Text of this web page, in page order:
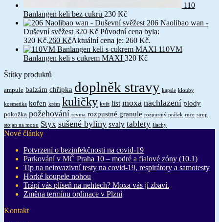
110
Banlangen keli bez cukru 230 Kč
206 Naolibao wan -
Duševní svěžest 320Kč Původní cena byla:
320 Kč.260 KčAktuální cena je: 260 Kč.
110VM
Banlangen keli s cukrem MAXI 320 Kč
Štítky produktů
ampule balzám chřipka doplněk stravy kapsle klouby
kosmetika kořen krém kuličky květ list moxa nachlazení plody
pokožka požehování revma rozpustné granule rozpustný prášek ruce sirup
stojan na moxu Styx sušené byliny svaly tablety šlachy
Nové články
Potvrzení o bezinfekčnosti na covid-19
Parkování v MČ Praha 10 – modré a fialové zóny (10.1)
Tip na neinvazivní testy na covid-19, respirátory a samotesty
Horké koupele nohou
Trápí vás plíseň na nehtech? Moxa vás jí zbaví.
Změna termínu ordinace v Plzni
Kontakt